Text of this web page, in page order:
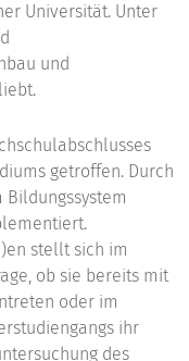
Universität. Unter
und
getroffen. Durch
stellt sich im
ob sie bereits mit
oder im
ihr
des